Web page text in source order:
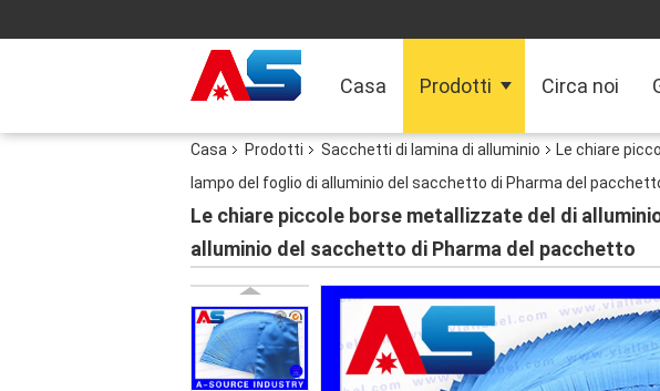
Casa Prodotti Circa noi
Casa Prodotti Sacchetti di lamina di alluminio
Le chiare
lampo del foglio di alluminio del sacchetto di Pharma del
Le chiare piccole borse metallizzate del di
alluminio del sacchetto di Pharma del pacchetto